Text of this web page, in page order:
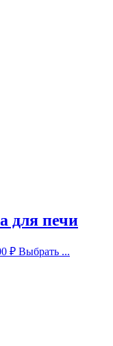
для печи
₽ Выбрать ...